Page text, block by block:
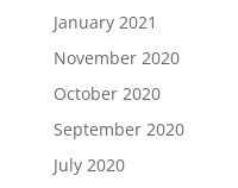
January 2021
November 2020
October 2020
September 2020
July 2020